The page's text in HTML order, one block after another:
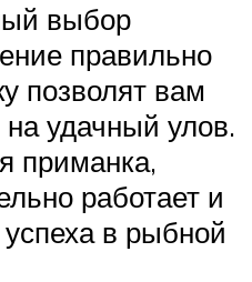
выбор
правильно
позволят вам
удачный улов.
приманка,
работает и
в рыбной